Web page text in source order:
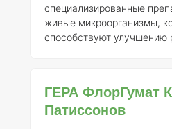
специализированные
живые микроорганизмы,
способствуют улучшению
производится ООО «ГЕРА». ###
«ГЕРА» ФлорГумат
ГЕРА ФлорГумат
Патиссонов